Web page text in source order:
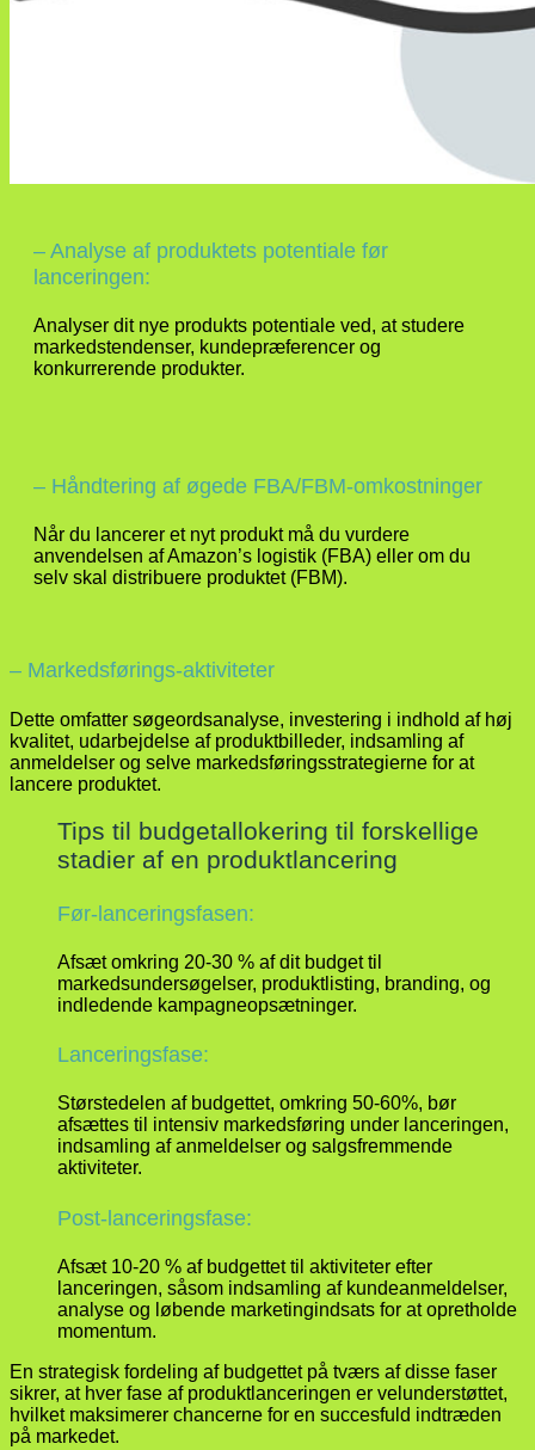
– Analyse af produktets potentiale før
lanceringen:
Analyser dit nye produkts potentiale ved, at studere
markedstendenser, kundepræferencer og
konkurrerende produkter.
– Håndtering af øgede FBA/FBM-omkostninger
Når du lancerer et nyt produkt må du vurdere
anvendelsen af Amazon’s logistik (FBA) eller om du
selv skal distribuere produktet (FBM).
– Markedsførings-aktiviteter
Dette omfatter søgeordsanalyse, investering i indhold af høj
kvalitet, udarbejdelse af produktbilleder, indsamling af
anmeldelser og selve markedsføringsstrategierne for at
lancere produktet.
Tips til budgetallokering til forskellige
stadier af en produktlancering
Før-lanceringsfasen:
Afsæt omkring 20-30 % af dit budget til
markedsundersøgelser, produktlisting, branding, og
indledende kampagneopsætninger.
Lanceringsfase:
Størstedelen af budgettet, omkring 50-60%, bør
afsættes til intensiv markedsføring under lanceringen,
indsamling af anmeldelser og salgsfremmende
aktiviteter.
Post-lanceringsfase:
Afsæt 10-20 % af budgettet til aktiviteter efter
lanceringen, såsom indsamling af kundeanmeldelser,
analyse og løbende marketingindsats for at opretholde
momentum.
En strategisk fordeling af budgettet på tværs af disse faser
sikrer, at hver fase af produktlanceringen er velunderstøttet,
hvilket maksimerer chancerne for en succesfuld indtræden
på markedet.